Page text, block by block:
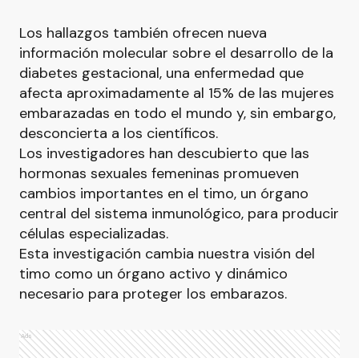
Los hallazgos también ofrecen nueva
información molecular sobre el desarrollo de la
diabetes gestacional, una enfermedad que
afecta aproximadamente al 15% de las mujeres
embarazadas en todo el mundo y, sin embargo,
desconcierta a los científicos.
Los investigadores han descubierto que las
hormonas sexuales femeninas promueven
cambios importantes en el timo, un órgano
central del sistema inmunológico, para producir
células especializadas.
Esta investigación cambia nuestra visión del
timo como un órgano activo y dinámico
necesario para proteger los embarazos.
Ads